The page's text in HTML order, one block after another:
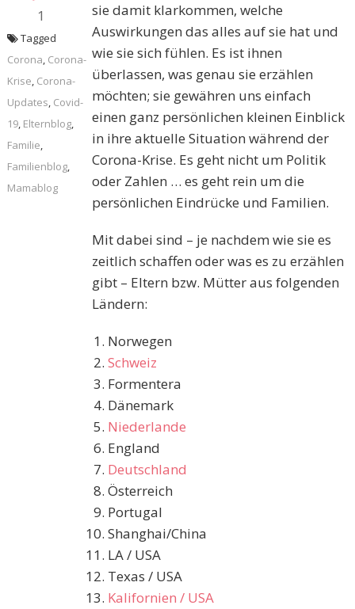
1
sie damit klarkommen, welche
Auswirkungen das alles auf sie hat und
wie sie sich fühlen. Es ist ihnen
überlassen, was genau sie erzählen
möchten; sie gewähren uns einfach
einen ganz persönlichen kleinen Einblick
in ihre aktuelle Situation während der
Corona-Krise. Es geht nicht um Politik
oder Zahlen … es geht rein um die
persönlichen Eindrücke und Familien.
Mit dabei sind – je nachdem wie sie es
zeitlich schaffen oder was es zu erzählen
gibt – Eltern bzw. Mütter aus folgenden
Ländern:
Norwegen
Schweiz
Formentera
Dänemark
Niederlande
England
Deutschland
Österreich
Portugal
Shanghai/China
LA / USA
Texas / USA
Kalifornien / USA
Tagged
Corona, Corona-
Krise, Corona-
Updates, Covid-
19, Elternblog,
Familie,
Familienblog,
Mamablog